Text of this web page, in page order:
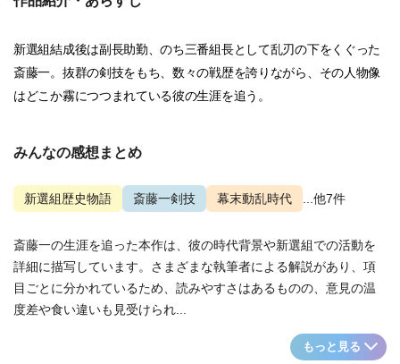
新選組結成後は副長助勤、のち三番組長として乱刃の下をくぐった
斎藤一。抜群の剣技をもち、数々の戦歴を誇りながら、その人物像
はどこか霧につつまれている彼の生涯を追う。
みんなの感想まとめ
新選組歴史物語 斎藤一剣技 幕末動乱時代 ...他7件
斎藤一の生涯を追った本作は、彼の時代背景や新選組での活動を
詳細に描写しています。さまざまな執筆者による解説があり、項
目ごとに分かれているため、読みやすさはあるものの、意見の温
度差や食い違いも見受けられ...
もっと見る